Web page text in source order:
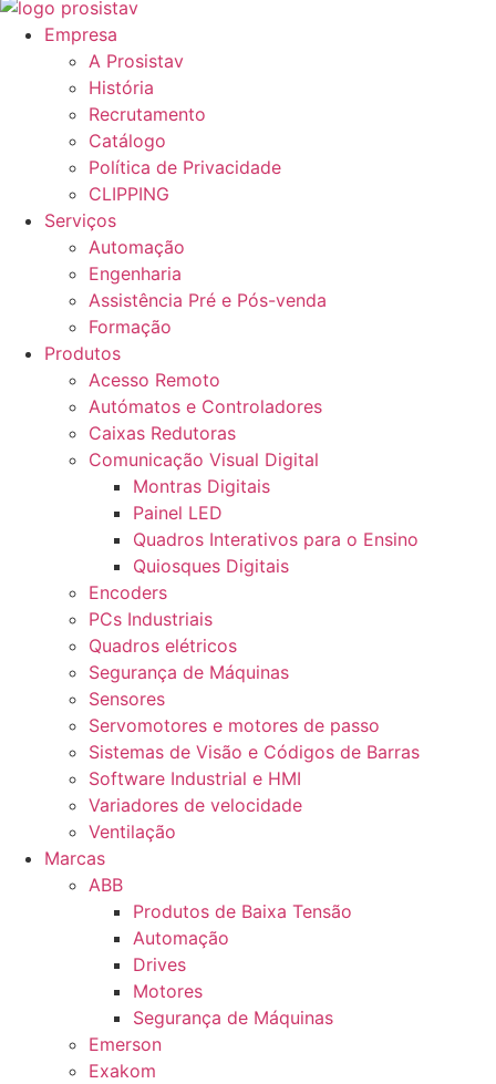
Empresa
A Prosistav
História
Recrutamento
Catálogo
Política de Privacidade
CLIPPING
Serviços
Automação
Engenharia
Assistência Pré e Pós-venda
Formação
Produtos
Acesso Remoto
Autómatos e Controladores
Caixas Redutoras
Comunicação Visual Digital
Montras Digitais
Painel LED
Quadros Interativos para o Ensino
Quiosques Digitais
Encoders
PCs Industriais
Quadros elétricos
Segurança de Máquinas
Sensores
Servomotores e motores de passo
Sistemas de Visão e Códigos de Barras
Software Industrial e HMI
Variadores de velocidade
Ventilação
Marcas
ABB
Produtos de Baixa Tensão
Automação
Drives
Motores
Segurança de Máquinas
Emerson
Exakom